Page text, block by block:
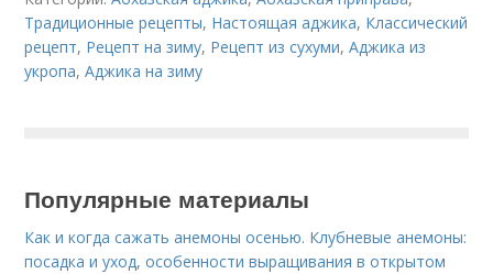
Традиционные рецепты, Настоящая аджика, Классический
рецепт, Рецепт на зиму, Рецепт из сухуми,Аджика из
укропа,Аджика на зиму
Популярные материалы
Как и когда сажать анемоны осенью. Клубневые анемоны:
посадка и уход, особенности выращивания в открытом